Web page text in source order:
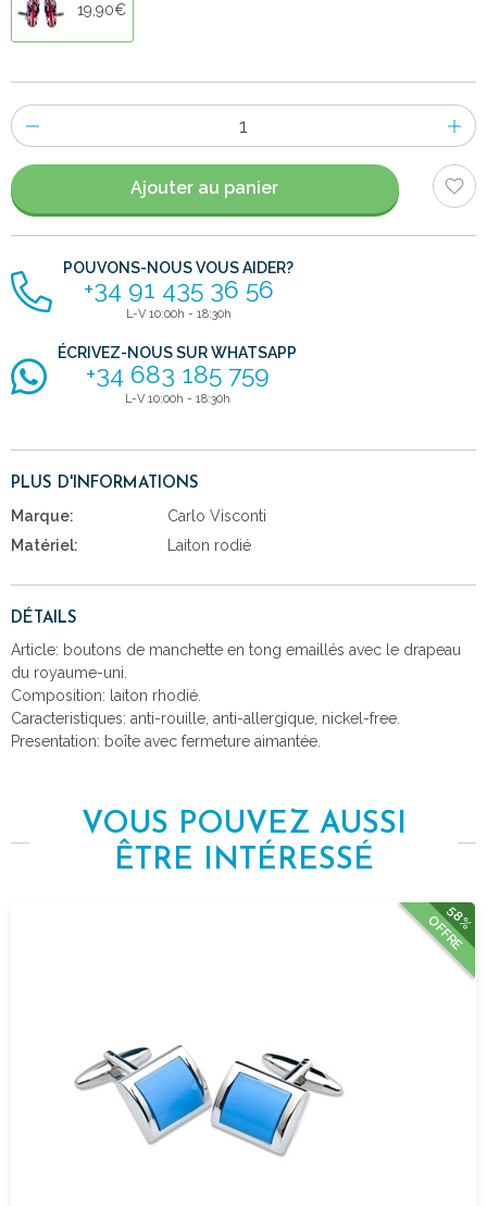
19,90€
Nombre
d'items
Ajouter au panier
POUVONS-NOUS VOUS AIDER?
+34 91 435 36 56
L-V 10:00h - 18:30h
ÉCRIVEZ-NOUS SUR WHATSAPP
+34 683 185 759
L-V 10:00h - 18:30h
PLUS D'INFORMATIONS
Marque:
Carlo Visconti
Matériel:
Laiton rodié
DÉTAILS
Article: boutons de manchette en tong emaillés avec le drapeau
du royaume-uni.
Composition: laiton rhodié.
Caracteristiques: anti-rouille, anti-allergique, nickel-free.
Presentation: boîte avec fermeture aimantée.
VOUS POUVEZ AUSSI
ÊTRE INTÉRESSÉ
58%
OFFRE